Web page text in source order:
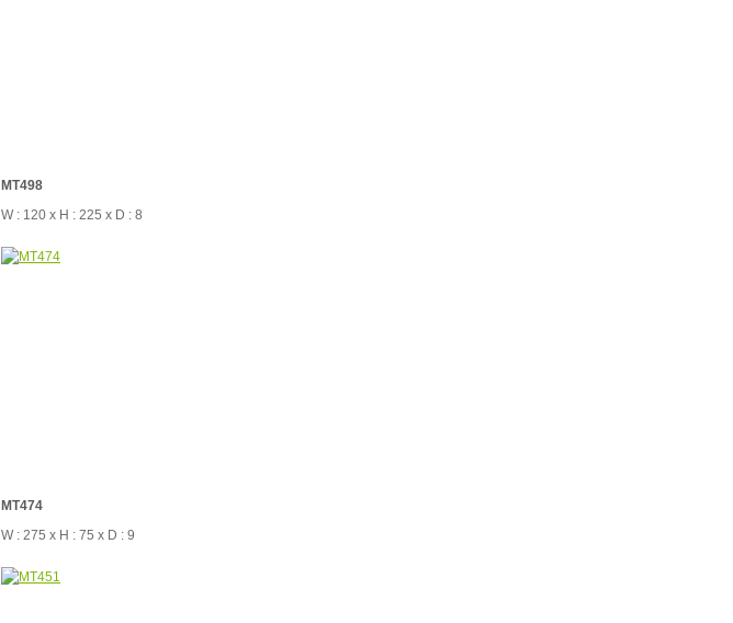
MT498
W : 120 x H : 225 x D : 8
MT474
W : 275 x H : 75 x D : 9